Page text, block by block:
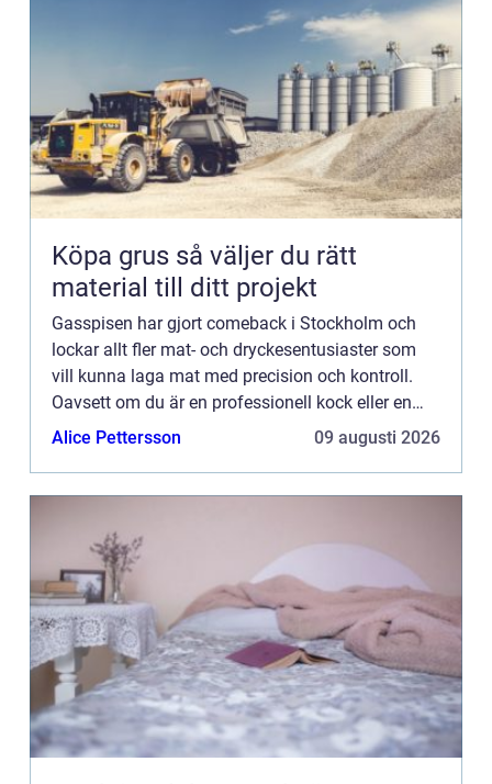
Köpa grus så väljer du rätt
material till ditt projekt
Gasspisen har gjort comeback i Stockholm och
lockar allt fler mat- och dryckesentusiaster som
vill kunna laga mat med precision och kontroll.
Oavsett om du är en professionell kock eller en
passionerad hemmakock, finns det många förde...
Alice Pettersson 09 augusti 2026